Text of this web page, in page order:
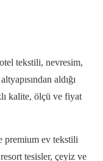
tekstili, nevresim,
aldığı
kalite, ölçü ve fiyat
premium ev tekstili
tesisler, çeyiz ve